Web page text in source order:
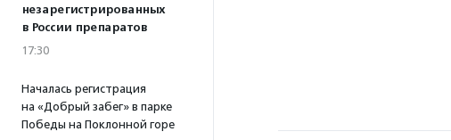
незарегистрированных
в России препаратов
17:30
Началась регистрация
на «Добрый забег» в парке
Победы на Поклонной горе